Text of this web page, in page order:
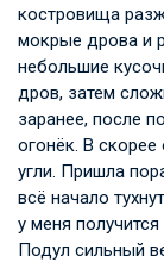
костровища
мокрые дрова и
небольшие
дров, затем
заранее, после
огонёк. В
угли. Пришла
всё начало
у меня
Подул сильный